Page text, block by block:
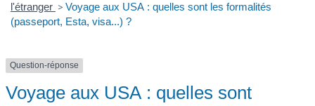
l'étranger > Voyage aux USA : quelles sont les formalités
(passeport, Esta, visa...) ?
Question-réponse
Voyage aux USA : quelles sont